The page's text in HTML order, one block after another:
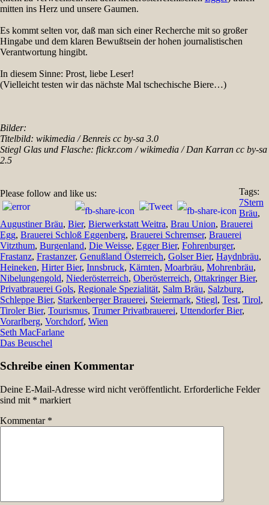
mitten ins Herz und unsere Gaumen.
Es kommt selten vor, daß man sich einer Recherche mit so großer
Hingabe und dem klaren Bewußtsein der hohen journalistischen
Verantwortung hingibt.
In diesem Sinne: Prost, liebe Leser!
(Vielleicht testen wir das nächste Mal tschechische Biere…)
Bilder:
Titelbild: wikimedia / Benreis cc by-sa 3.0
Stiegl Glas und Flasche: flickr.com / wikimedia / Dan Karran cc by-sa
2.5
Please follow and like us:
Tags:
7Stern
Bräu,
Augustiner Bräu, Bier, Bierwerkstatt Weitra, Brau Union, Brauerei
Egg, Brauerei Schloß Eggenberg, Brauerei Schremser, Brauerei
Vitzthum, Burgenland, Die Weisse, Egger Bier, Fohrenburger,
Frastanz, Frastanzer, Genußland Österreich, Golser Bier, Haydnbräu,
Heineken, Hirter Bier, Innsbruck, Kärnten, Moarbräu, Mohrenbräu,
Nibelungengold, Niederösterreich, Oberösterreich, Ottakringer Bier,
Privatbrauerei Gols, Regionale Spezialität, Salm Bräu, Salzburg,
Schleppe Bier, Starkenberger Brauerei, Steiermark, Stiegl, Test, Tirol,
Tiroler Bier, Tourismus, Trumer Privatbrauerei, Uttendorfer Bier,
Vorarlberg, Vorchdorf, Wien
Beitragsnavigation
Seth MacFarlane
Das Beuschel
Schreibe einen Kommentar
Deine E-Mail-Adresse wird nicht veröffentlicht. Erforderliche Felder
sind mit * markiert
Kommentar *